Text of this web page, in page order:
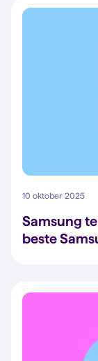
10 oktober 2025
Samsung
beste